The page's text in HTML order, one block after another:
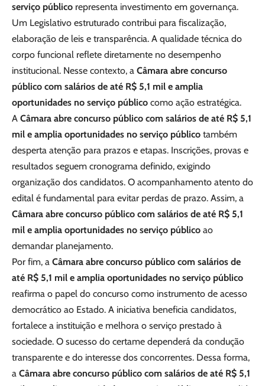
serviço público representa investimento em governança.
Um Legislativo estruturado contribui para fiscalização,
elaboração de leis e transparência. A qualidade técnica do
corpo funcional reflete diretamente no desempenho
institucional. Nesse contexto, a Câmara abre concurso
público com salários de até R$ 5,1 mil e amplia
oportunidades no serviço público como ação estratégica.
A Câmara abre concurso público com salários de até R$ 5,1
mil e amplia oportunidades no serviço público também
desperta atenção para prazos e etapas. Inscrições, provas e
resultados seguem cronograma definido, exigindo
organização dos candidatos. O acompanhamento atento do
edital é fundamental para evitar perdas de prazo. Assim, a
Câmara abre concurso público com salários de até R$ 5,1
mil e amplia oportunidades no serviço público ao
demandar planejamento.
Por fim, a Câmara abre concurso público com salários de
até R$ 5,1 mil e amplia oportunidades no serviço público
reafirma o papel do concurso como instrumento de acesso
democrático ao Estado. A iniciativa beneficia candidatos,
fortalece a instituição e melhora o serviço prestado à
sociedade. O sucesso do certame dependerá da condução
transparente e do interesse dos concorrentes. Dessa forma,
a Câmara abre concurso público com salários de até R$ 5,1